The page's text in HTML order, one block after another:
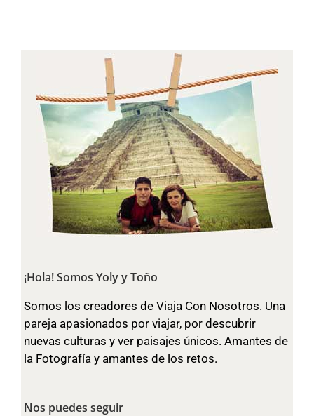
¡Hola! Somos Yoly y Toño
Somos los creadores de Viaja Con Nosotros. Una
pareja apasionados por viajar, por descubrir
nuevas culturas y ver paisajes únicos. Amantes de
la Fotografía y amantes de los retos.
Nos puedes seguir